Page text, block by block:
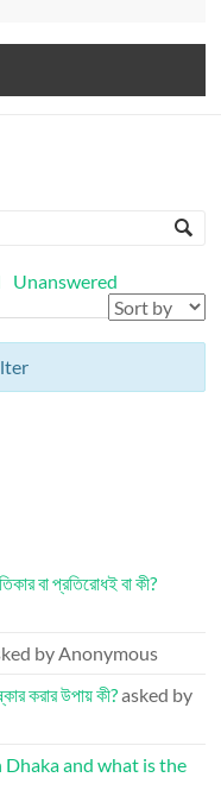
Unanswered
বা প্রতিরোধই বা কী?
by Anonymous
করার উপায় কী?asked by
and what is the